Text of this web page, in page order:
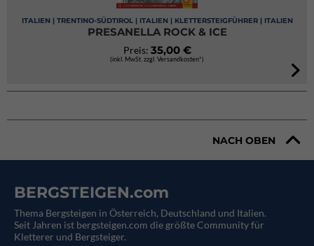
ITALIEN | TRENTINO-SÜDTIROL | ITALIEN | KLETTERSTEIGFÜHRER | ITALIEN
PRESANELLA ROCK & ICE
Preis: 35,00 €
(inkl. MwSt. zzgl. Versandkosten*)
NACH OBEN
BERGSTEIGEN.com
Thema Bergsteigen in Österreich, Deutschland und Italien.
Seit Jahren ist bergsteigen.com die größte Community für
Kletterer und Bergsteiger.